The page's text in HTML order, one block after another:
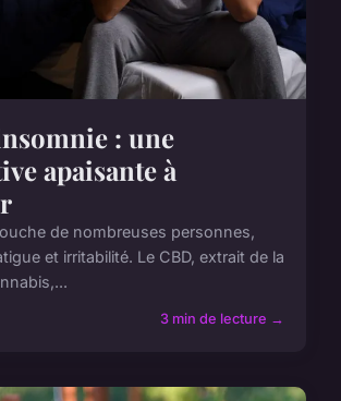
: une
apaisante à
de nombreuses personnes,
et irritabilité. Le CBD, extrait de la
3 min de lecture →